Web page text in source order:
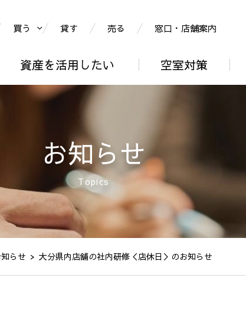
買う 貸す 売る 窓口・店舗案内
資産を活用したい 空室対策
お知らせ
Topics
らせ 大分県内店舗の社内研修＜店休日＞のお知らせ